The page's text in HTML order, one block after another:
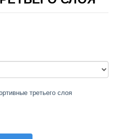
третьего слоя